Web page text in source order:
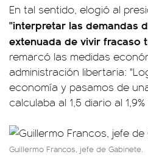
En tal sentido, elogió al
"interpretar las demandas
extenuada de vivir fracaso
remarcó las medidas
administración libertaria:
economía y pasamos de
calculaba al 1,5 diario al
Guillermo Francos, jefe de Gabinete.